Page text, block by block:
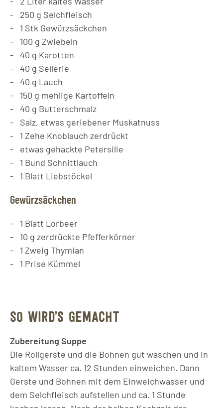
250 g Selchfleisch
1 Stk Gewürzsäckchen
100 g Zwiebeln
40 g Karotten
40 g Sellerie
40 g Lauch
150 g mehlige Kartoffeln
40 g Butterschmalz
Salz, etwas geriebener Muskatnuss
1 Zehe Knoblauch zerdrückt
etwas gehackte Petersilie
1 Bund Schnittlauch
1 Blatt Liebstöckel
Gewürzsäckchen
1 Blatt Lorbeer
10 g zerdrückte Pfefferkörner
1 Zweig Thymian
1 Prise Kümmel
SO WIRD’S GEMACHT
Zubereitung Suppe
Die Rollgerste und die Bohnen gut waschen und in
kaltem Wasser ca. 12 Stunden einweichen. Dann
Gerste und Bohnen mit dem Einweichwasser und
dem Selchfleisch aufstellen und ca. 1 Stunde